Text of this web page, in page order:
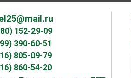
152-29-09
390-60-51
805-09-79
860-54-20